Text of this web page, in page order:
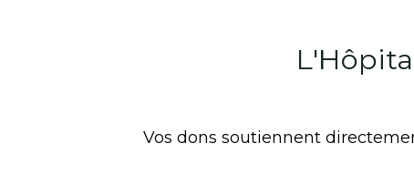
médecine
Innovations et avancées
Vos dons soutiennent